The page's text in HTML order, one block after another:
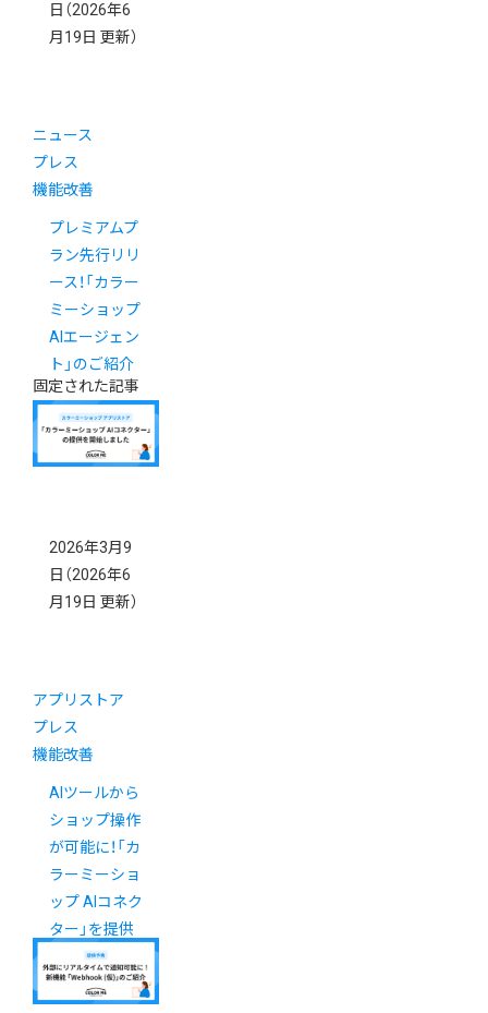
日 （2026年6
月19日 更新）
ニュース
プレス
機能改善
プレミアムプ
ラン先行リリ
ース！「カラー
ミーショップ
AIエージェン
ト」のご紹介
固定された記事
2026年3月9
日 （2026年6
月19日 更新）
アプリストア
プレス
機能改善
AIツールから
ショップ操作
が可能に！「カ
ラーミーショ
ップ AIコネク
ター」を提供
開始（6/1更
新）